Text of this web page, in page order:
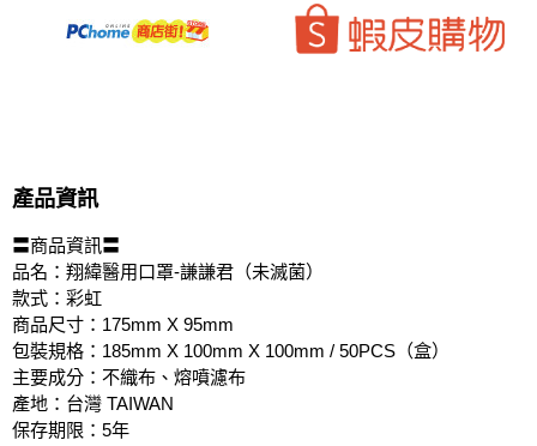
產品資訊
〓商品資訊〓
品名：翔緯醫用口罩-謙謙君（未滅菌）
款式：彩虹
商品尺寸：175mm X 95mm
包裝規格：185mm X 100mm X 100mm / 50PCS（盒）
主要成分：不織布、熔噴濾布
產地：台灣 TAIWAN
保存期限：5年